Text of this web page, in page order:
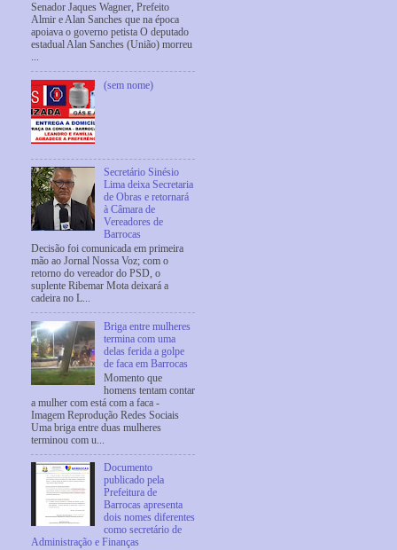
Senador Jaques Wagner, Prefeito
Almir e Alan Sanches que na época
apoiava o governo petista O deputado
estadual Alan Sanches (União) morreu
...
(sem nome)
Secretário Sinésio
Lima deixa Secretaria
de Obras e retornará
à Câmara de
Vereadores de
Barrocas
Decisão foi comunicada em primeira
mão ao Jornal Nossa Voz; com o
retorno do vereador do PSD, o
suplente Ribemar Mota deixará a
cadeira no L...
Briga entre mulheres
termina com uma
delas ferida a golpe
de faca em Barrocas
Momento que
homens tentam contar
a mulher com está com a faca -
Imagem Reprodução Redes Sociais
Uma briga entre duas mulheres
terminou com u...
Documento
publicado pela
Prefeitura de
Barrocas apresenta
dois nomes diferentes
como secretário de
Administração e Finanças